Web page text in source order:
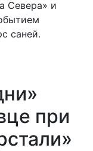
Севера» и
саней.
при